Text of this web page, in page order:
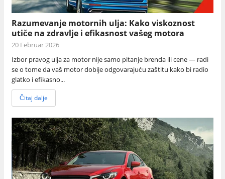
Razumevanje motornih ulja: Kako viskoznost
utiče na zdravlje i efikasnost vašeg motora
20 Februar 2026
Izbor pravog ulja za motor nije samo pitanje brenda ili cene — radi
se o tome da vaš motor dobije odgovarajuću zaštitu kako bi radio
glatko i efikasno...
Čitaj dalje